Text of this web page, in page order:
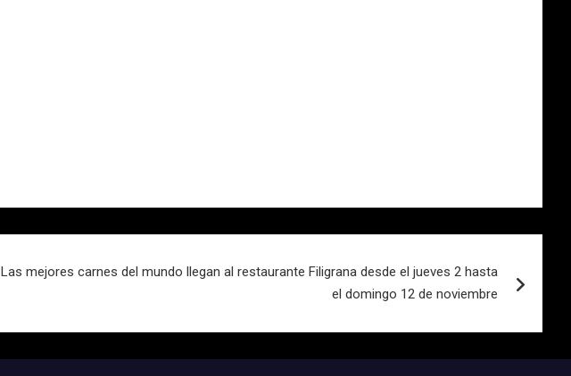
Las mejores carnes del mundo llegan al restaurante Filigrana desde el jueves 2 hasta
el domingo 12 de noviembre